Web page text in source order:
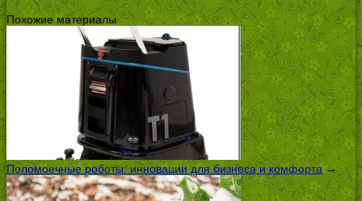
Похожие материалы
Поломоечные роботы: инновации для бизнеса и комфорта →